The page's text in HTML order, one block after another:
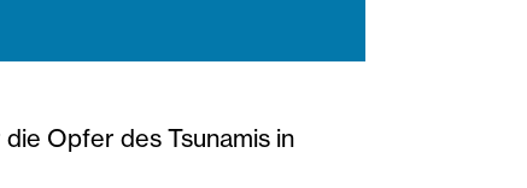
Opfer des Tsunamis in